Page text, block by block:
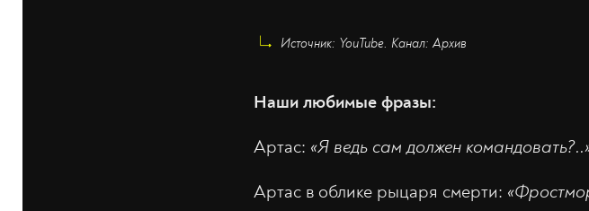
Источник: YouTube. Канал: Архив
Наши любимые фразы:
Артас: «Я ведь сам должен
Артас в облике рыцаря смерти: